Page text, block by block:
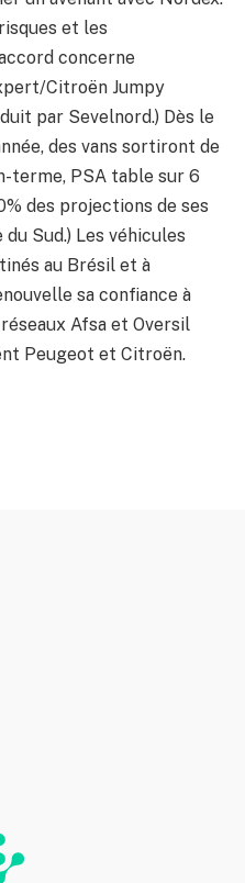
et les
concerne
Citroën Jumpy
par Sevelnord.) Dès le
des vans sortiront de
terme, PSA table sur 6
des projections de ses
Sud.) Les véhicules
au Brésil et à
sa confiance à
Afsa et Oversil
Peugeot et Citroën.